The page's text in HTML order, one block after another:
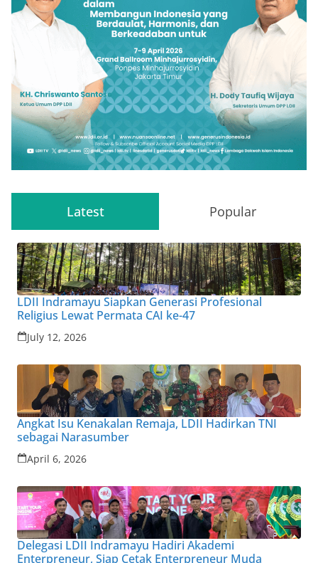
Latest Popular
LDII Indramayu Siapkan Generasi Profesional
Religius Lewat Permata CAI ke-47
July 12, 2026
Angkat Isu Kenakalan Remaja, LDII Hadirkan TNI
sebagai Narasumber
April 6, 2026
Delegasi LDII Indramayu Hadiri Akademi
Enterpreneur, Siap Cetak Enterpreneur Muda